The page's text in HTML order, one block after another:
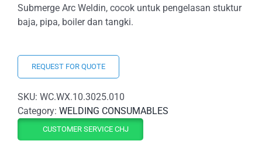
Submerge Arc Weldin, cocok untuk pengelasan stuktur
baja, pipa, boiler dan tangki.
REQUEST FOR QUOTE
SKU: WC.WX.10.3025.010
Category: WELDING CONSUMABLES
CUSTOMER SERVICE CHJ